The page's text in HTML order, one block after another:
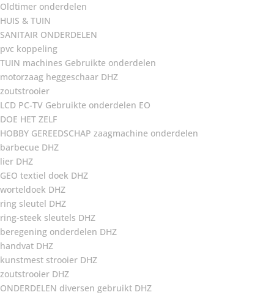
Oldtimer onderdelen
HUIS & TUIN
SANITAIR ONDERDELEN
pvc koppeling
TUIN machines Gebruikte onderdelen
motorzaag heggeschaar DHZ
zoutstrooier
LCD PC-TV Gebruikte onderdelen EO
DOE HET ZELF
HOBBY GEREEDSCHAP zaagmachine onderdelen
barbecue DHZ
lier DHZ
GEO textiel doek DHZ
worteldoek DHZ
ring sleutel DHZ
ring-steek sleutels DHZ
beregening onderdelen DHZ
handvat DHZ
kunstmest strooier DHZ
zoutstrooier DHZ
ONDERDELEN diversen gebruikt DHZ